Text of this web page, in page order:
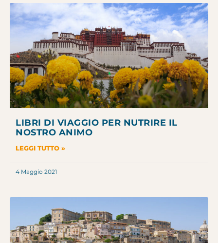
LIBRI DI VIAGGIO PER NUTRIRE IL
NOSTRO ANIMO
LEGGI TUTTO »
4 Maggio 2021